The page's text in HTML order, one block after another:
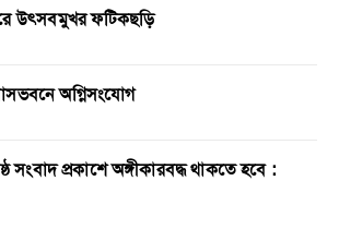
উৎসবমুখর ফটিকছড়ি
অগ্নিসংযোগ
সংবাদ প্রকাশে অঙ্গীকারবদ্ধ থাকতে হবে :